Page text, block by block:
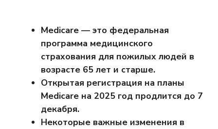
Medicare — это федеральная
программа медицинского
страхования для пожилых людей в
возрасте 65 лет и старше.
Открытая регистрация на планы
Medicare на 2025 год продлится до 7
декабря.
Некоторые важные изменения в